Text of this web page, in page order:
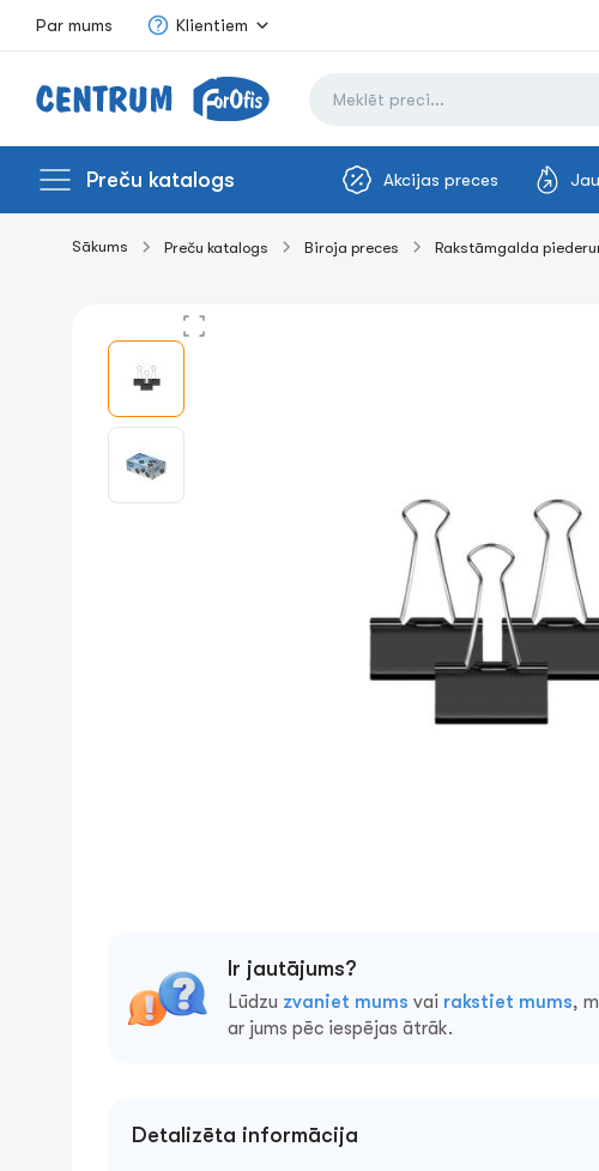
Par mums Klientiem
Preču katalogs Akcijas preces
Sākums Preču katalogs Biroja preces Rakstāmgalda
Ir jautājums?
Lūdzu zvaniet mums vai rakstiet mums,
ar jums pēc iespējas ātrāk.
Detalizēta informācija